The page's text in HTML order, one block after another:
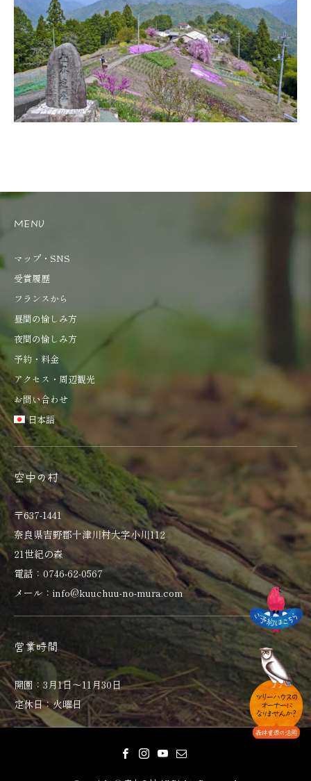
熊野参詣道小辺路
アクセス
MENU
マップ・SNS
受賞履歴
フランスから
昼間の愉しみ方
夜間の愉しみ方
予約・料金
アクセス・周辺観光
お問い合わせ
日本語
空中の村
〒637-1441
奈良県吉野郡十津川村大字小川112
21世紀の森
電話：0746-62-0567
メール：info@kuuchuu-no-mura.com
営業時間
開園：3月1日～11月30日
定休日：火曜日